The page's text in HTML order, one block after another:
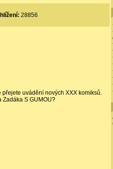
28856
uvádění nových XXX komiksů.
Zadáka S GUMOU?